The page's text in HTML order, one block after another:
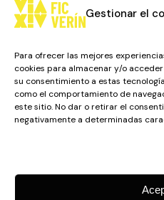
Gestionar el
Para ofrecer las mejores
cookies para almacenar y/o
su consentimiento a estas
como el comportamiento de
este sitio. No dar o retirar el
negativamente a determinadas
Camino a Balnearios de
32600, Verín, Ourense